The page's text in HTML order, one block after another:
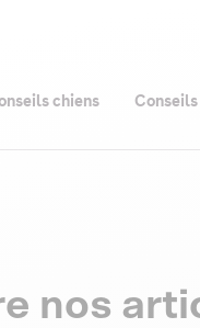
chiens
nos